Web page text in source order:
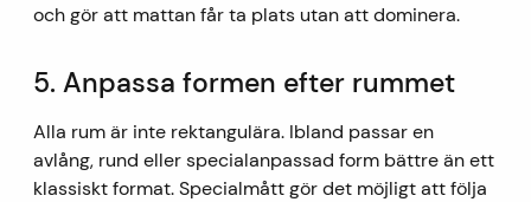
och gör att mattan får ta plats utan att dominera.
5. Anpassa formen efter rummet
Alla rum är inte rektangulära. Ibland passar en
avlång, rund eller specialanpassad form bättre än ett
klassiskt format. Specialmått gör det möjligt att följa